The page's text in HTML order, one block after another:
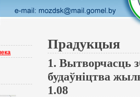
Прадукцыя
1. Вытворчасць
будаўніцтва
1.08